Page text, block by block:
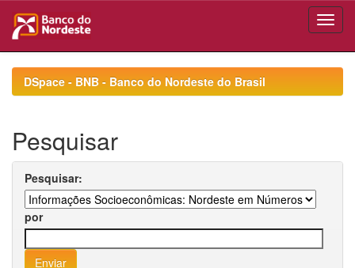
navigationDSpace - BNB - Banco do Nordeste do Brasil
Pesquisar
Pesquisar:
por